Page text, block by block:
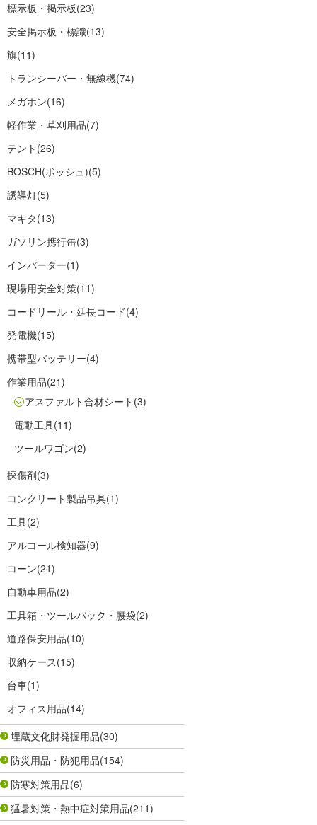
標示板・掲示板(23)
安全掲示板・標識(13)
旗(11)
トランシーバー・無線機(74)
メガホン(16)
軽作業・草刈用品(7)
テント (26)
BOSCH(ボッシュ)(5)
誘導灯(5)
マキタ(13)
ガソリン携行缶(3)
インバーター(1)
現場用安全対策(11)
コードリール・延長コード(4)
発電機(15)
携帯型バッテリー(4)
作業用品(21)
アスファルト合材シート (3)
電動工具(11)
ツールワゴン(2)
探傷剤(3)
コンクリート製品吊具(1)
工具(2)
アルコール検知器(9)
コーン(21)
自動車用品(2)
工具箱・ツールバック・腰袋(2)
道路保安用品(10)
収納ケース(15)
台車(1)
オフィス用品(14)
埋蔵文化財発掘用品(30)
防災用品・防犯用品(154)
防寒対策用品(6)
猛暑対策・熱中症対策用品(211)